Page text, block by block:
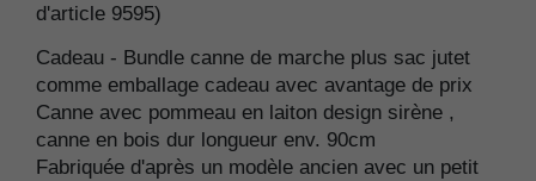
d'article 9595)
Cadeau - Bundle canne de marche plus sac jutet
comme emballage cadeau avec avantage de prix
Canne avec pommeau en laiton design sirène ,
canne en bois dur longueur env. 90cm
Fabriquée d'après un modèle ancien avec un petit